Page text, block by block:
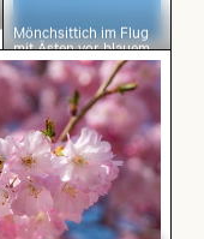
Mönchsittich im Flug
mit Ästen vor blauem
Himmel
Deckelvon rosa